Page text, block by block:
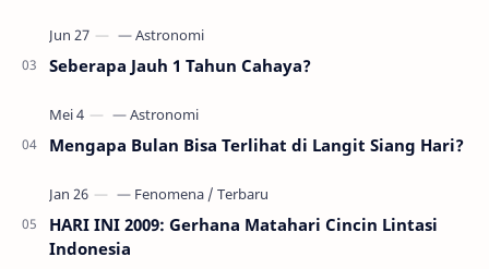
Seberapa Jauh 1 Tahun Cahaya?
Mengapa Bulan Bisa Terlihat di Langit Siang Hari?
HARI INI 2009: Gerhana Matahari Cincin Lintasi
Indonesia